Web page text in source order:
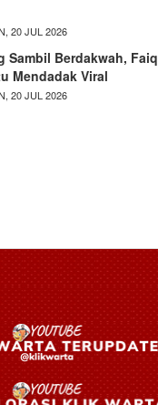
20 JUL 2026
Sambil Berdakwah, Faiq
Mendadak Viral
20 JUL 2026